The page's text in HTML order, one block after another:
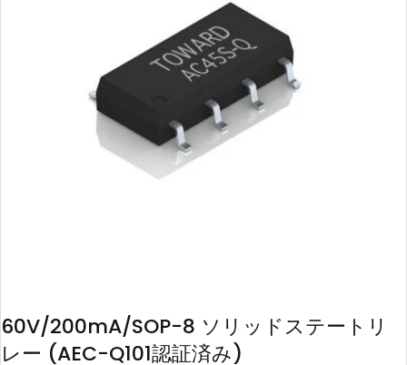
60V/200mA/SOP-8 ソリッドステートリ
レー (AEC-Q101認証済み)